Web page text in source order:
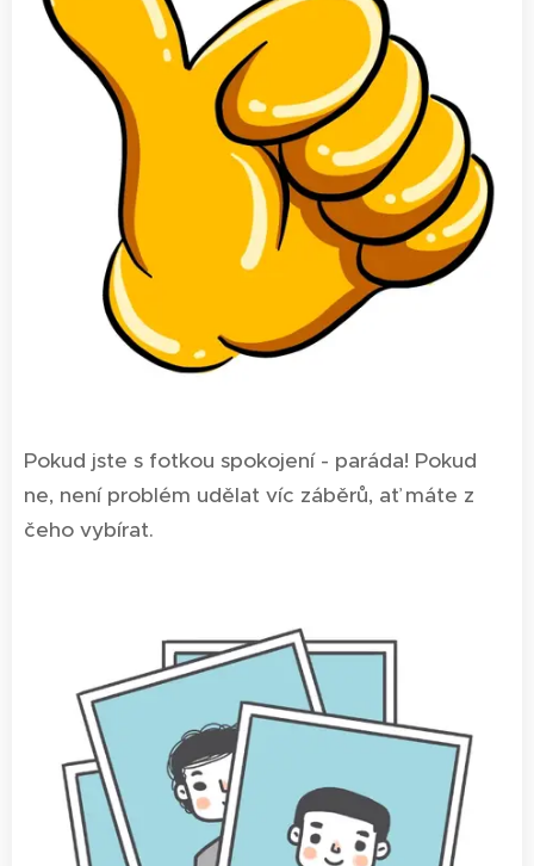
Pokud jste s fotkou spokojení - paráda! Pokud
ne, není problém udělat víc záběrů, ať máte z
čeho vybírat.